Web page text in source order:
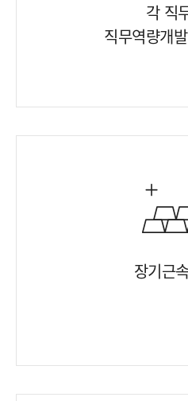
각 직
직무역량개
장기근